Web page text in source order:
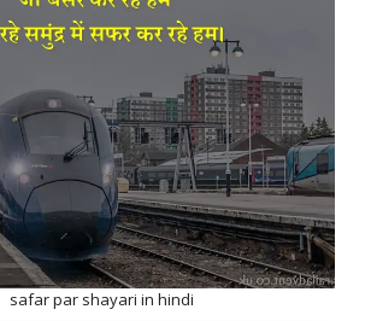
safar par shayari in hindi